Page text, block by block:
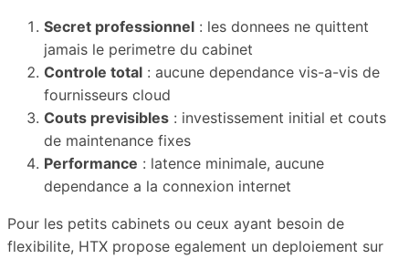
Secret professionnel : les donnees ne quittent
jamais le perimetre du cabinet
Controle total : aucune dependance vis-a-vis de
fournisseurs cloud
Couts previsibles : investissement initial et couts
de maintenance fixes
Performance : latence minimale, aucune
dependance a la connexion internet
Pour les petits cabinets ou ceux ayant besoin de
flexibilite, HTX propose egalement un deploiement sur